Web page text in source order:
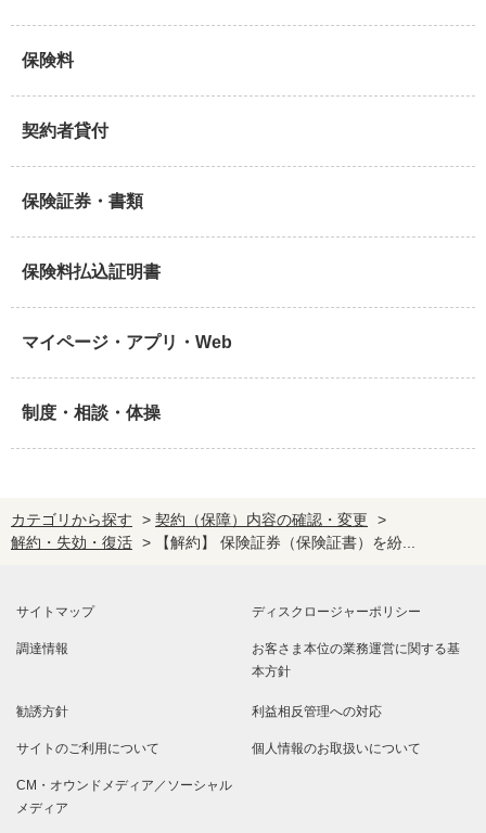
保険料
契約者貸付
保険証券・書類
保険料払込証明書
マイページ・アプリ・Web
制度・相談・体操
カテゴリから探す > 契約（保障）内容の確認・変更
>
解約・失効・復活 > 【解約】 保険証券（保険証書）を紛...
サイトマップ ディスクロージャーポリシー
調達情報 お客さま本位の業務運営に関する基
本方針
勧誘方針 利益相反管理への対応
サイトのご利用について 個人情報のお取扱いについて
CM・オウンドメディア／ソーシャル
メディア